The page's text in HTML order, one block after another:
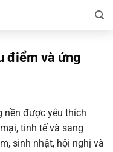
điểm và ứng
nền được yêu thích
tinh tế và sang
sinh nhật, hội nghị và